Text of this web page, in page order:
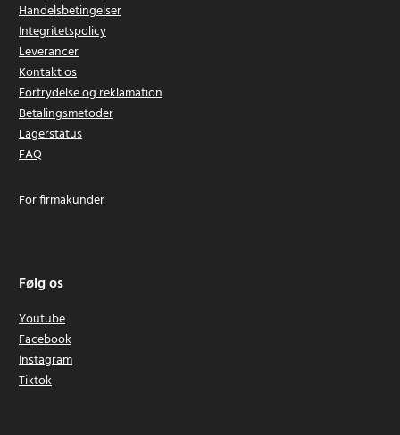
Handelsbetingelser
Integritetspolicy
Leverancer
Kontakt os
Fortrydelse og reklamation
Betalingsmetoder
Lagerstatus
FAQ
For firmakunder
Følg os
Youtube
Facebook
Instagram
Tiktok